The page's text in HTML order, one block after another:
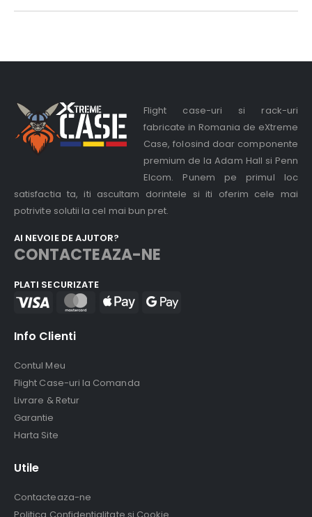
Flight case-uri si rack-uri
fabricate in Romania de eXtreme
Case, folosind doar componente
premium de la Adam Hall si Penn
Elcom. Punem pe primul loc
satisfactia ta, iti ascultam dorintele si iti oferim cele mai
potrivite solutii la cel mai bun pret.
AI NEVOIE DE AJUTOR?
CONTACTEAZA-NE
PLATI SECURIZATE
Info Clienti
Contul Meu
Flight Case-uri la Comanda
Livrare & Retur
Garantie
Harta Site
Utile
Contacteaza-ne